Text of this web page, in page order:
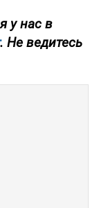
у нас в
. Не ведитесь